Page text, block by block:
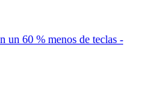
un 60 % menos de teclas -